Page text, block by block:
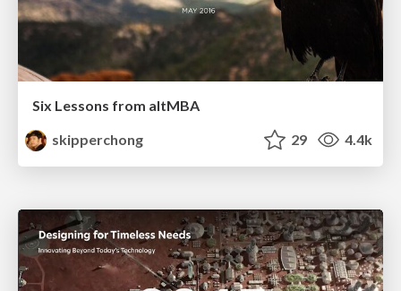
Six Lessons from altMBA
skipperchong
29 4.4k